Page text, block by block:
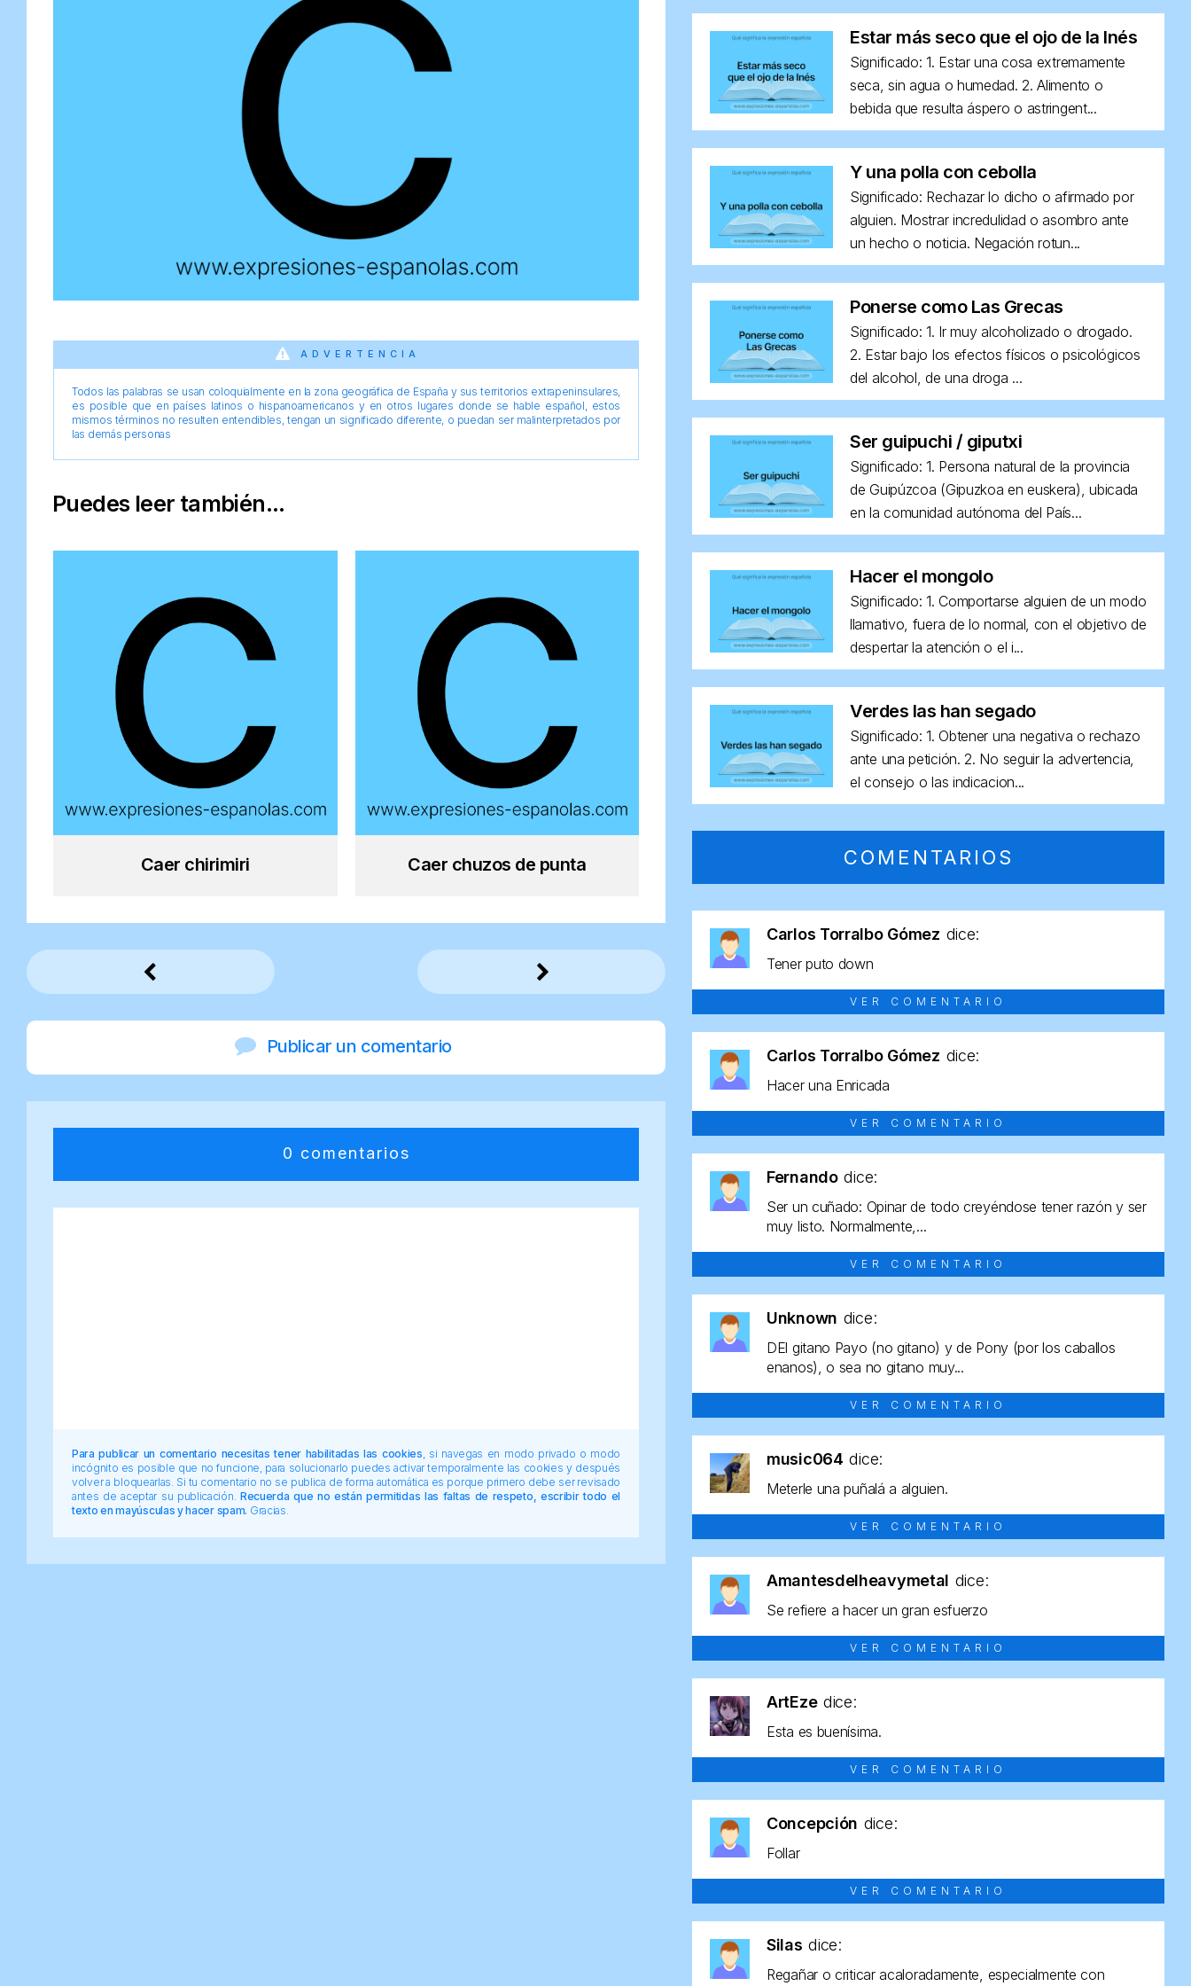
ADVERTENCIA
Todos las palabras se usan coloquialmente en la zona geográfica de España y sus territorios extrapeninsulares,
es posible que en países latinos o hispanoamericanos y en otros lugares donde se hable español, estos
mismos términos no resulten entendibles, tengan un significado diferente, o puedan ser malinterpretados por
las demás personas
Puedes leer también...
Caer chirimiri Caer chuzos de punta
Publicar un comentario
0 comentarios
Para publicar un comentario necesitas tener habilitadas las cookies , si navegas en modo privado o modo
incógnito es posible que no funcione, para solucionarlo puedes activar temporalmente las cookies y después
volver a bloquearlas. Si tu comentario no se publica de forma automática es porque primero debe ser revisado
antes de aceptar su publicación. Recuerda que no están permitidas las faltas de respeto, escribir todo el
texto en mayúsculas y hacer spam. Gracias.
Estar más seco que el ojo de la Inés
Significado: 1. Estar una cosa extremamente
seca, sin agua o humedad. 2. Alimento o
bebida que resulta áspero o astringent...
Y una polla con cebolla
Significado: Rechazar lo dicho o afirmado por
alguien. Mostrar incredulidad o asombro ante
un hecho o noticia. Negación rotun...
Ponerse como Las Grecas
Significado: 1. Ir muy alcoholizado o drogado.
2. Estar bajo los efectos físicos o psicológicos
del alcohol, de una droga ...
Ser guipuchi / giputxi
Significado: 1. Persona natural de la provincia
de Guipúzcoa (Gipuzkoa en euskera), ubicada
en la comunidad autónoma del País...
Hacer el mongolo
Significado: 1. Comportarse alguien de un modo
llamativo, fuera de lo normal, con el objetivo de
despertar la atención o el i...
Verdes las han segado
Significado: 1. Obtener una negativa o rechazo
ante una petición. 2. No seguir la advertencia,
el consejo o las indicacion...
COMENTARIOS
Carlos Torralbo Gómez dice:
Tener puto down
VER COMENTARIO
Carlos Torralbo Gómez dice:
Hacer una Enricada
VER COMENTARIO
Fernando dice:
Ser un cuñado: Opinar de todo creyéndose tener razón y ser
muy listo. Normalmente,...
VER COMENTARIO
Unknown dice:
DEl gitano Payo (no gitano) y de Pony (por los caballos
enanos), o sea no gitano muy...
VER COMENTARIO
music064 dice:
Meterle una puñalá a alguien.
VER COMENTARIO
Amantesdelheavymetal dice:
Se refiere a hacer un gran esfuerzo
VER COMENTARIO
ArtEze dice:
Esta es buenísima.
VER COMENTARIO
Concepción dice:
Follar
VER COMENTARIO
Silas dice:
Regañar o criticar acaloradamente, especialmente con